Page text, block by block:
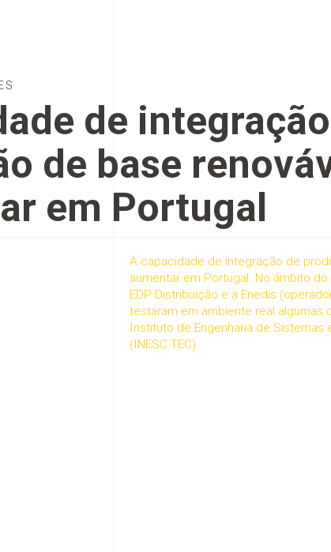
de
de base
em Portugal
A capacidade de integração de
aumentar em Portugal. No âmbito
EDP Distribuição e a Enedis
testaram em ambiente real algumas
Instituto de Engenharia de
(INESC TEC).